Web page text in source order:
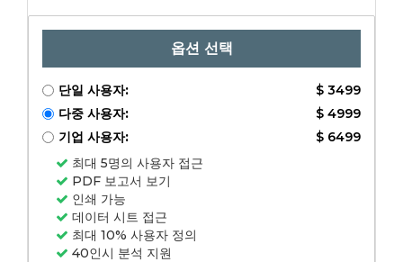
옵션 선택
단일 사용자:
$ 3499
다중 사용자:
$ 4999
기업 사용자:
$ 6499
최대 5명의 사용자 접근
PDF 보고서 보기
인쇄 가능
데이터 시트 접근
최대 10% 사용자 정의
40인시 분석 지원